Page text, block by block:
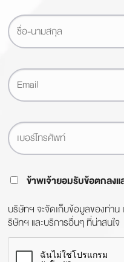
ข้าพเจ้ายอมรับข้อตกลงแ
บริษัทฯ จะจัดเก็บข้อมูลของท่า
ริษัทฯ และบริการอื่นๆ ที่น่าสนใจ